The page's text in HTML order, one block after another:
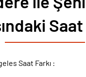
Saat
Saat Farkı :